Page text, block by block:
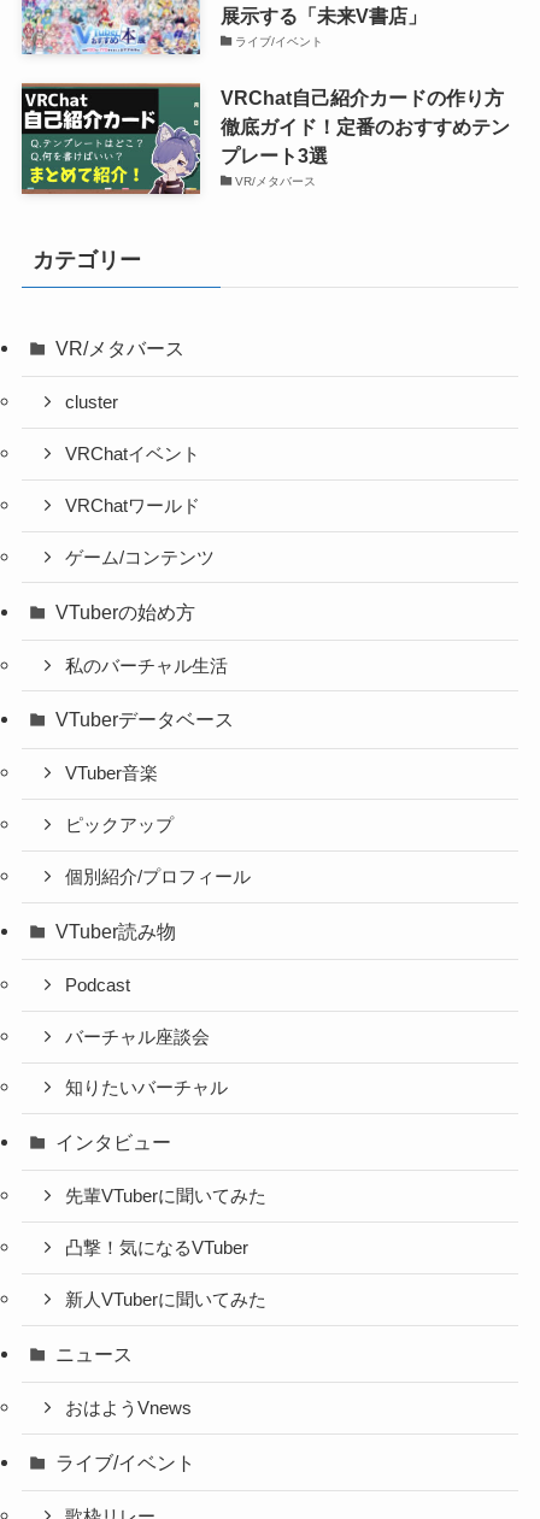
展示する「未来V書店」
ライブ/イベント
VRChat自己紹介カードの作り方
徹底ガイド！定番のおすすめテン
プレート3選
VR/メタバース
カテゴリー
VR/メタバース
cluster
VRChatイベント
VRChatワールド
ゲーム/コンテンツ
VTuberの始め方
私のバーチャル生活
VTuberデータベース
VTuber音楽
ピックアップ
個別紹介/プロフィール
VTuber読み物
Podcast
バーチャル座談会
知りたいバーチャル
インタビュー
先輩VTuberに聞いてみた
凸撃！気になるVTuber
新人VTuberに聞いてみた
ニュース
おはようVnews
ライブ/イベント